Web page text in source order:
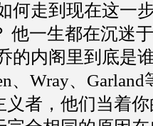
何走到现在这一
他一生都在沉迷
的内阁里到底是
、Wray、
义者，他们当着